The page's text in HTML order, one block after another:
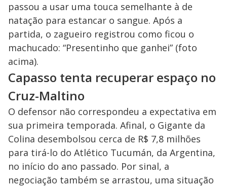
passou a usar uma touca semelhante à de
natação para estancar o sangue. Após a
partida, o zagueiro registrou como ficou o
machucado: “Presentinho que ganhei” (foto
acima).
Capasso tenta recuperar espaço no
Cruz-Maltino
O defensor não correspondeu a expectativa em
sua primeira temporada. Afinal, o Gigante da
Colina desembolsou cerca de R$ 7,8 milhões
para tirá-lo do Atlético Tucumán, da Argentina,
no início do ano passado. Por sinal, a
negociação também se arrastou, uma situação